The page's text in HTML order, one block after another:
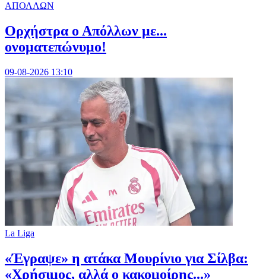
ΑΠΟΛΛΩΝ
Ορχήστρα o Aπόλλων με...
ονοματεπώνυμο!
09-08-2026 13:10
La Liga
«Έγραψε» η ατάκα Μουρίνιο για Σίλβα:
«Χρήσιμος, αλλά ο κακομοίρης...»